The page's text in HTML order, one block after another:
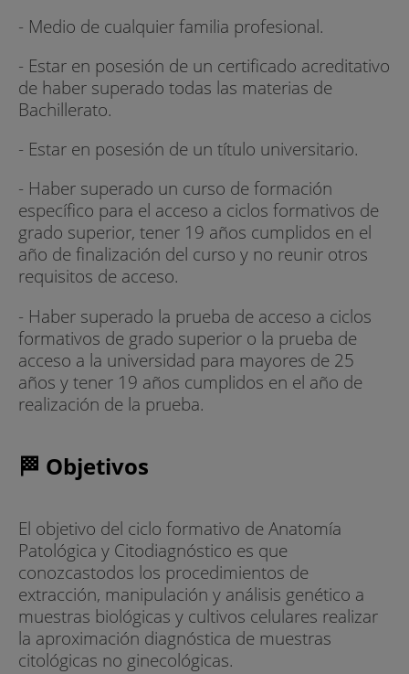
- Medio de cualquier familia profesional.
- Estar en posesión de un certificado acreditativo
de haber superado todas las materias de
Bachillerato.
- Estar en posesión de un título universitario.
- Haber superado un curso de formación
específico para el acceso a ciclos formativos de
grado superior, tener 19 años cumplidos en el
año de finalización del curso y no reunir otros
requisitos de acceso.
- Haber superado la prueba de acceso a ciclos
formativos de grado superior o la prueba de
acceso a la universidad para mayores de 25
años y tener 19 años cumplidos en el año de
realización de la prueba.
🏁 Objetivos
El objetivo del ciclo formativo de Anatomía
Patológica y Citodiagnóstico es que
conozcastodos los procedimientos de
extracción, manipulación y análisis genético a
muestras biológicas y cultivos celulares realizar
la aproximación diagnóstica de muestras
citológicas no ginecológicas.